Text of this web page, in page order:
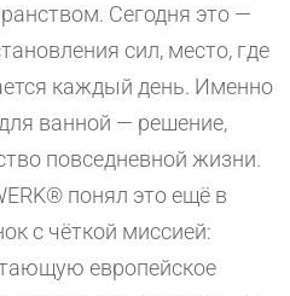
Сегодня это —
сил, место, где
каждый день. Именно
ванной — решение,
повседневной жизни.
понял это ещё в
с чёткой миссией:
европейское